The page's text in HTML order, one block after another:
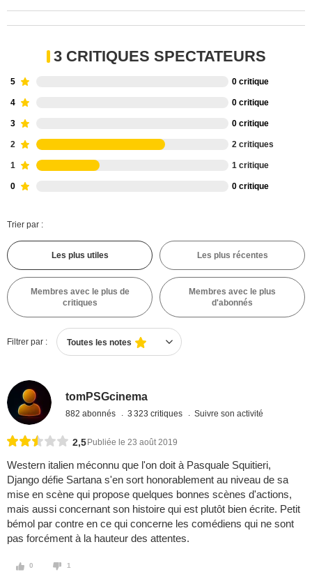
3 CRITIQUES SPECTATEURS
5 0 critique
4 0 critique
3 0 critique
2 2 critiques
1 1 critique
0 0 critique
Trier par :
Les plus utiles Les plus récentes
Membres avec le plus de
critiques
Membres avec le plus
d'abonnés
Filtrer par : Toutes les notes
tomPSGcinema
882 abonnés 3 323 critiques Suivre son activité
2,5 Publiée le 23 août 2019
Western italien méconnu que l'on doit à Pasquale Squitieri,
Django défie Sartana s'en sort honorablement au niveau de sa
mise en scène qui propose quelques bonnes scènes d'actions,
mais aussi concernant son histoire qui est plutôt bien écrite. Petit
bémol par contre en ce qui concerne les comédiens qui ne sont
pas forcément à la hauteur des attentes.
0 1